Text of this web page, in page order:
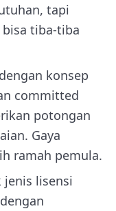
tapi
tiba-tiba
konsep
committed
potongan
Gaya
ramah pemula.
jenis lisensi